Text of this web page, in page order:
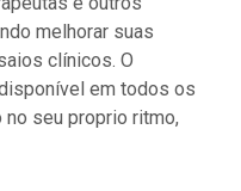
melhorar suas
clínicos. O
em todos os
seu proprio ritmo,